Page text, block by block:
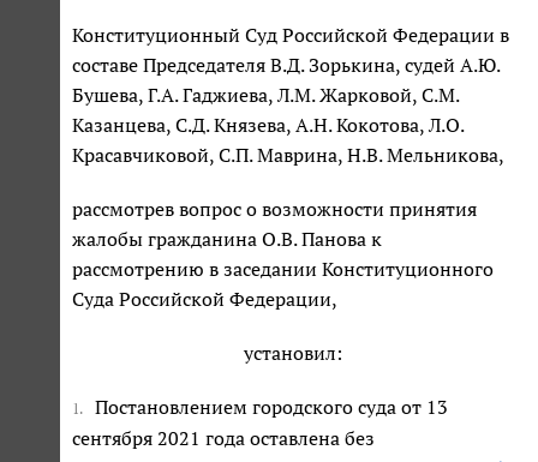
Конституционный Суд Российской Федерации в
составе Председателя В.Д. Зорькина, судей А.Ю.
Бушева, Г.А. Гаджиева, Л.М. Жарковой, С.М.
Казанцева, С.Д. Князева, А.Н. Кокотова, Л.О.
Красавчиковой, С.П. Маврина, Н.В. Мельникова,
рассмотрев вопрос о возможности принятия
жалобы гражданина О.В. Панова к
рассмотрению в заседании Конституционного
Суда Российской Федерации,
установил:
1.
Постановлением городского суда от 13
сентября 2021 года оставлена без